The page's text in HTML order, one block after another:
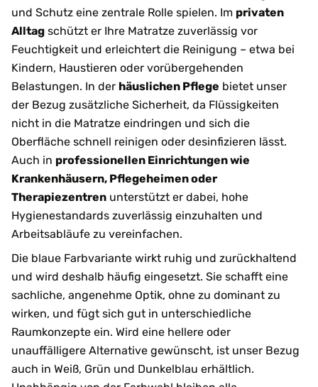
und Schutz eine zentrale Rolle spielen. Im privaten
Alltag schützt er Ihre Matratze zuverlässig vor
Feuchtigkeit und erleichtert die Reinigung – etwa bei
Kindern, Haustieren oder vorübergehenden
Belastungen. In der häuslichen Pflege bietet unser
der Bezug zusätzliche Sicherheit, da Flüssigkeiten
nicht in die Matratze eindringen und sich die
Oberfläche schnell reinigen oder desinfizieren lässt.
Auch in professionellen Einrichtungen wie
Krankenhäusern, Pflegeheimen oder
Therapiezentren unterstützt er dabei, hohe
Hygienestandards zuverlässig einzuhalten und
Arbeitsabläufe zu vereinfachen.
Die blaue Farbvariante wirkt ruhig und zurückhaltend
und wird deshalb häufig eingesetzt. Sie schafft eine
sachliche, angenehme Optik, ohne zu dominant zu
wirken, und fügt sich gut in unterschiedliche
Raumkonzepte ein. Wird eine hellere oder
unauffälligere Alternative gewünscht, ist unser Bezug
auch in Weiß, Grün und Dunkelblau erhältlich.